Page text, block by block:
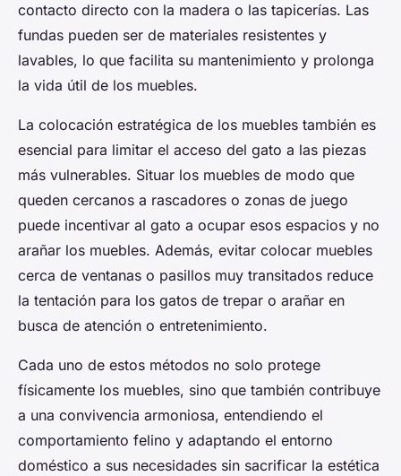
contacto directo con la madera o las tapicerías. Las
fundas pueden ser de materiales resistentes y
lavables, lo que facilita su mantenimiento y prolonga
la vida útil de los muebles.
La colocación estratégica de los muebles también es
esencial para limitar el acceso del gato a las piezas
más vulnerables. Situar los muebles de modo que
queden cercanos a rascadores o zonas de juego
puede incentivar al gato a ocupar esos espacios y no
arañar los muebles. Además, evitar colocar muebles
cerca de ventanas o pasillos muy transitados reduce
la tentación para los gatos de trepar o arañar en
busca de atención o entretenimiento.
Cada uno de estos métodos no solo protege
físicamente los muebles, sino que también contribuye
a una convivencia armoniosa, entendiendo el
comportamiento felino y adaptando el entorno
doméstico a sus necesidades sin sacrificar la estética